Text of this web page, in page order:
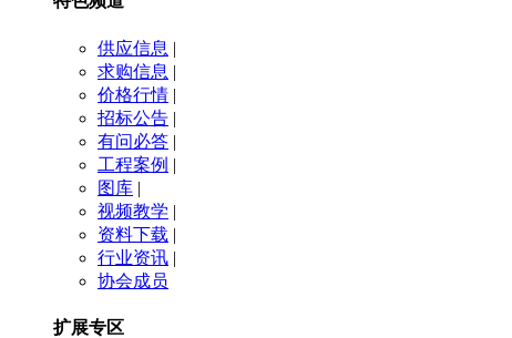
供应信息 |
求购信息 |
价格行情 |
招标公告 |
有问必答 |
工程案例 |
图库 |
视频教学 |
资料下载 |
行业资讯 |
协会成员
扩展专区